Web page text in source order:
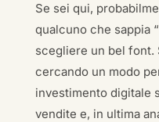
Se sei qui,
qualcuno che sappia
scegliere un bel font.
cercando un modo
investimento digitale
vendite e, in ultima